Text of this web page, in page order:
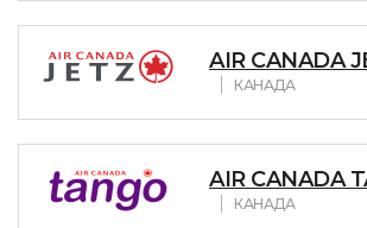
AIR CANADA
КАНАДА
AIR CANADA
КАНАДА